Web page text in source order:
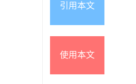
引用本文
使用本文